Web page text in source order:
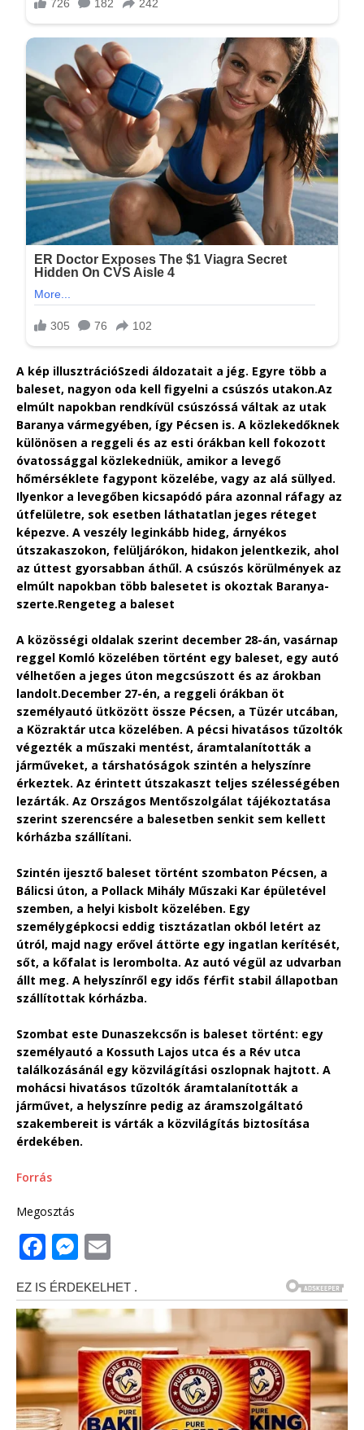
A kép illusztrációSzedi áldozatait a jég. Egyre több a
baleset, nagyon oda kell figyelni a csúszós utakon.Az
elmúlt napokban rendkívül csúszóssá váltak az utak
Baranya vármegyében, így Pécsen is. A közlekedőknek
különösen a reggeli és az esti órákban kell fokozott
óvatossággal közlekedniük, amikor a levegő
hőmérséklete fagypont közelébe, vagy az alá süllyed.
Ilyenkor a levegőben kicsapódó pára azonnal ráfagy az
útfelületre, sok esetben láthatatlan jeges réteget
képezve. A veszély leginkább hideg, árnyékos
útszakaszokon, felüljárókon, hidakon jelentkezik, ahol
az úttest gyorsabban áthűl. A csúszós körülmények az
elmúlt napokban több balesetet is okoztak Baranya-
szerte.Rengeteg a baleset
A közösségi oldalak szerint december 28-án, vasárnap
reggel Komló közelében történt egy baleset, egy autó
vélhetően a jeges úton megcsúszott és az árokban
landolt.December 27-én, a reggeli órákban öt
személyautó ütközött össze Pécsen, a Tüzér utcában,
a Közraktár utca közelében. A pécsi hivatásos tűzoltók
végezték a műszaki mentést, áramtalanították a
járműveket, a társhatóságok szintén a helyszínre
érkeztek. Az érintett útszakaszt teljes szélességében
lezárták. Az Országos Mentőszolgálat tájékoztatása
szerint szerencsére a balesetben senkit sem kellett
kórházba szállítani.
Szintén ijesztő baleset történt szombaton Pécsen, a
Bálicsi úton, a Pollack Mihály Műszaki Kar épületével
szemben, a helyi kisbolt közelében. Egy
személygépkocsi eddig tisztázatlan okból letért az
útról, majd nagy erővel áttörte egy ingatlan kerítését,
sőt, a kőfalat is lerombolta. Az autó végül az udvarban
állt meg. A helyszínről egy idős férfit stabil állapotban
szállítottak kórházba.
Szombat este Dunaszekcsőn is baleset történt: egy
személyautó a Kossuth Lajos utca és a Rév utca
találkozásánál egy közvilágítási oszlopnak hajtott. A
mohácsi hivatásos tűzoltók áramtalanították a
járművet, a helyszínre pedig az áramszolgáltató
szakembereit is várták a közvilágítás biztosítása
érdekében.
Forrás
Megosztás
F
a
c
e
b
o
o
M
ss
e
n
g
e
ai
l